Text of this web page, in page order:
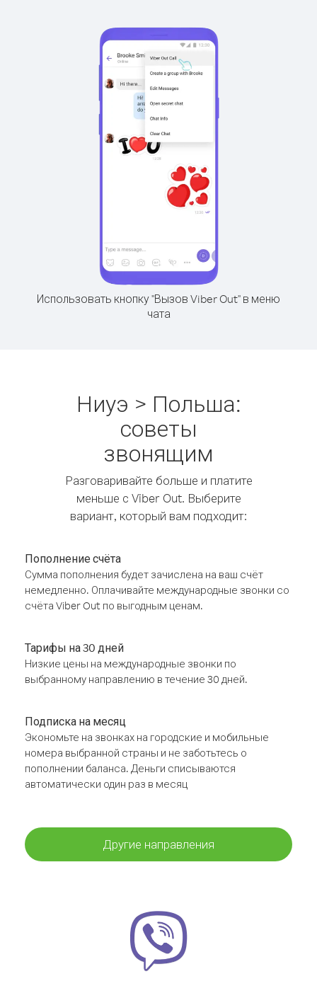
Использовать кнопку "Вызов Viber Out" в меню
чата
Ниуэ > Польша:
советы
звонящим
Разговаривайте больше и платите
меньше с Viber Out. Выберите
вариант, который вам подходит:
Пополнение счёта
Сумма пополнения будет зачислена на ваш счёт
немедленно. Оплачивайте международные звонки со
счёта Viber Out по выгодным ценам.
Тарифы на 30 дней
Низкие цены на международные звонки по
выбранному направлению в течение 30 дней.
Подписка на месяц
Экономьте на звонках на городские и мобильные
номера выбранной страны и не заботьтесь о
пополнении баланса. Деньги списываются
автоматически один раз в месяц
Другие направления